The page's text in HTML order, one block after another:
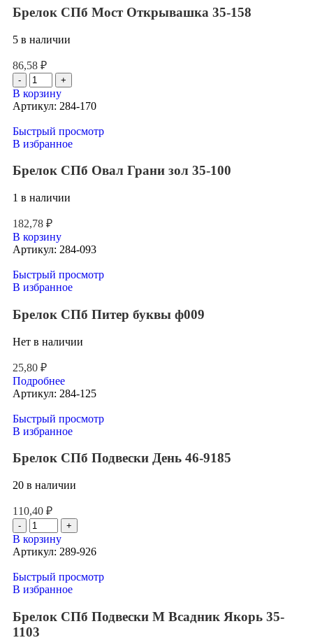
Брелок СПб Мост Открывашка 35-158
5 в наличии
86,58 ₽
В корзину
Артикул: 284-170
Быстрый просмотр
В избранное
Брелок СПб Овал Грани зол 35-100
1 в наличии
182,78 ₽
В корзину
Артикул: 284-093
Быстрый просмотр
В избранное
Брелок СПб Питер буквы ф009
Нет в наличии
25,80 ₽
Подробнее
Артикул: 284-125
Быстрый просмотр
В избранное
Брелок СПб Подвески День 46-9185
20 в наличии
110,40 ₽
В корзину
Артикул: 289-926
Быстрый просмотр
В избранное
Брелок СПб Подвески М Всадник Якорь 35-
1103